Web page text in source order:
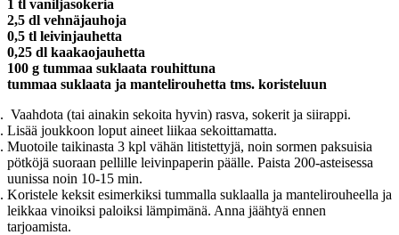
1 tl vaniljasokeria
2,5 dl vehnäjauhoja
0,5 tl leivinjauhetta
0,25 dl kaakaojauhetta
100 g tummaa suklaata rouhittuna
tummaa suklaata ja mantelirouhetta tms. koristeluun
Vaahdota (tai ainakin sekoita hyvin) rasva, sokerit ja siirappi.
Lisää joukkoon loput aineet liikaa sekoittamatta.
Muotoile taikinasta 3 kpl vähän litistettyjä, noin sormen paksuisia
pötköjä suoraan pellille leivinpaperin päälle. Paista 200-asteisessa
uunissa noin 10-15 min.
Koristele keksit esimerkiksi tummalla suklaalla ja mantelirouheella ja
leikkaa vinoiksi paloiksi lämpimänä. Anna jäähtyä ennen
tarjoamista.